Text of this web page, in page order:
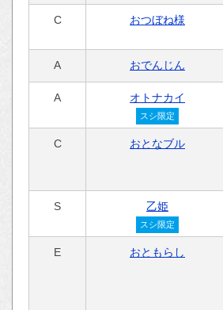
C おつぼね様
A おでんじん
A オトナカイ
スシ限定
C おとなブル
S 乙姫
スシ限定
E おともらし